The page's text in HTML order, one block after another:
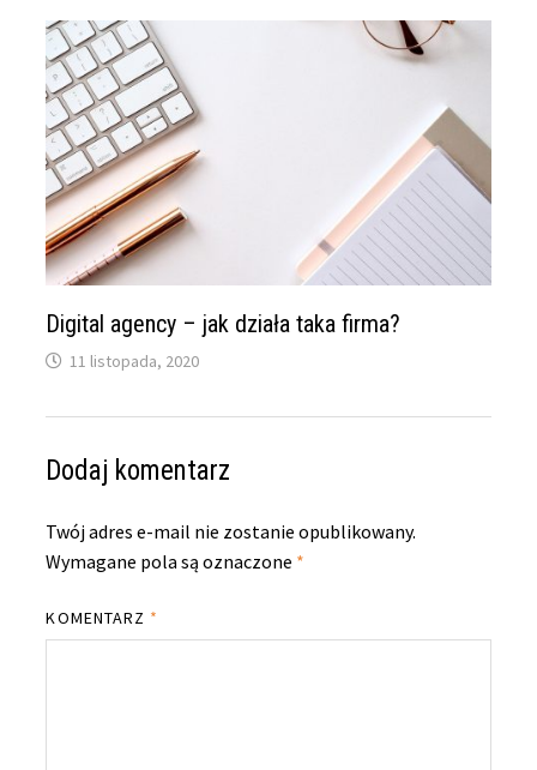
Digital agency – jak działa taka firma?
11 listopada, 2020
Dodaj komentarz
Twój adres e-mail nie zostanie opublikowany.
Wymagane pola są oznaczone *
KOMENTARZ *